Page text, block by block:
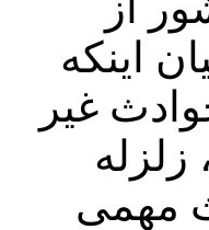
اینکه
غیر
مهمی